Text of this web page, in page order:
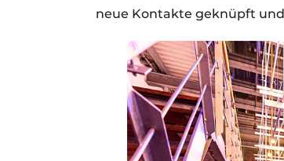
neue Kontakte geknüpft